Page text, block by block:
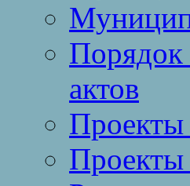
актов
Проекты